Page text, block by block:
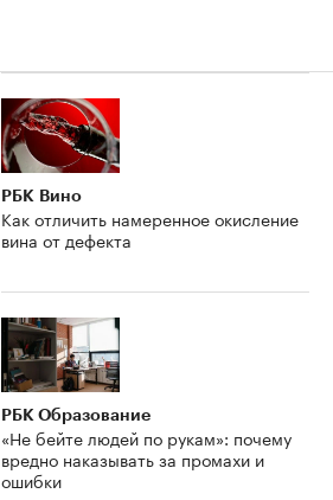
РБК Вино
Как отличить намеренное окисление
вина от дефекта
РБК Образование
«Не бейте людей по рукам»: почему
вредно наказывать за промахи и
ошибки